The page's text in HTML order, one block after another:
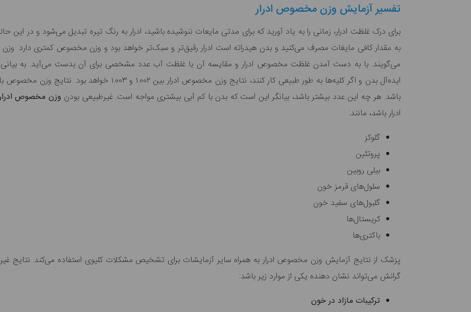
تفسیر آزمایش وزن مخصوص ادرار
برای درک غلظت ادرار، زمانی را به یاد آورید که برای مدتی مایعات ننوشیده‌ باشید، ادرار به رنگ تیره تبدیل می‌شود و در این
به مقدار کافی مایغات مصرف می‌کنید و بدن هیدراته است ادرار رقیق‌تر و سبک‌تر خواهد بود و وزن مخصوص کمتری دارد. وزن
باشد. هر چه این عدد بیشتر باشد، بیانگر این است که بدن با کم آبی بیشتری مواجه است. غیرطبیعی بودن وزن مخصوص
ادرار باشد، مانند:
گلوکز
پروتئین
بیلی روبین
سلول‌های قرمز خون
گلبول‌های سفید خون
کریستال‌ها
باکتری‌ها
پزشک از نتایج آزمایش وزن مخصوص ادرار به همراه سایر آزمایشات برای تشخیص مشکلات کلیوی استفاده می‌کند. نتایج
گرانش می‌تواند نشان دهنده یکی از موارد زیر باشد:
ترکیبات مازاد در خون